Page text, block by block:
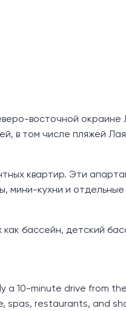
восточной окраине
в том числе пляжей
квартир. Эти
мини-кухни и отдельные
бассейн, детский
a 10-minute drive from
spas, restaurants, and